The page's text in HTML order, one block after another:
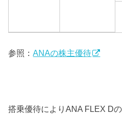
参照：ANAの株主優待
搭乗優待によりANA FLEX D